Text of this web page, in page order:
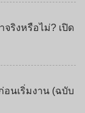
ริงหรือไม่? เปิด
นเริ่มงาน (ฉบับ